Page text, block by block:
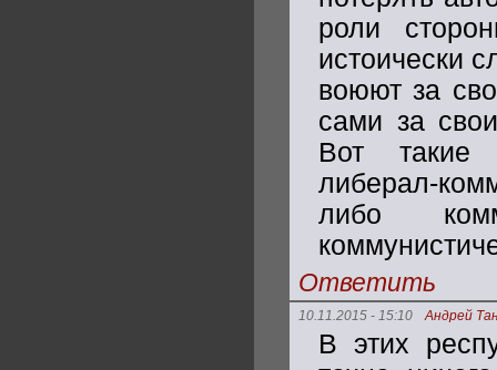
роли
истоически
воюют за
сами за
Вот такие
либерал-
либо
Ответить
10.11.2015 - 15:10 Андрей
В этих